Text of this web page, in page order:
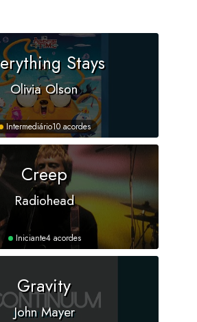
Stays
Olivia Olson
Intermediário10 acordes
Creep
Radiohead
Iniciante4 acordes
Gravity
John Mayer